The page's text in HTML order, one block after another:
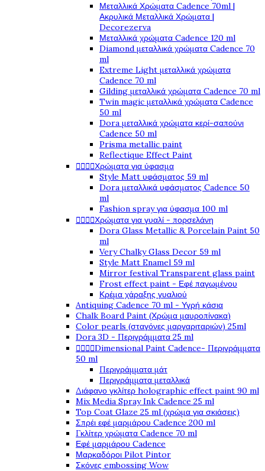
Μεταλλικά Χρώματα Cadence 70ml |
Ακρυλικά Μεταλλικά Χρώματα |
Decorezerva
Μεταλλικά χρώματα Cadence 120 ml
Diamond μεταλλικά χρώματα Cadence 70
ml
Extreme Light μεταλλικά χρώματα
Cadence 70 ml
Gilding μεταλλικά χρώματα Cadence 70 ml
Twin magic μεταλλικά χρώματα Cadence
50 ml
Dora μεταλλικά χρώματα κερί-σαπούνι
Cadence 50 ml
Prisma metallic paint
Reflectique Effect Paint
Χρώματα για ύφασμα
Style Matt υφάσματος 59 ml
Dora μεταλλικά υφάσματος Cadence 50
ml
Fashion spray για ύφασμα 100 ml
Χρώματα για γυαλί - πορσελάνη
Dora Glass Metallic & Porcelain Paint 50
ml
Very Chalky Glass Decor 59 ml
Style Matt Enamel 59 ml
Mirror festival Transparent glass paint
Frost effect paint - Εφέ παγωμένου
Κρέμα χάραξης γυαλιού
Antiquing Cadence 70 ml - Υγρή κάσια
Chalk Board Paint (Χρώμα μαυροπίνακα)
Color pearls (σταγόνες μαργαριταριών) 25ml
Dora 3D - Περιγράμματα 25 ml
Dimensional Paint Cadence- Περιγράμματα
50 ml
Περιγράμματα μάτ
Περιγράμματα μεταλλικά
Διάφανο γκλίτερ holographic effect paint 90 ml
Mix Media Spray Ink Cadence 25 ml
Top Coat Glaze 25 ml (χρώμα για σκιάσεις)
Σπρέι εφέ μαρμάρου Cadence 200 ml
Γκλίτερ χρώματα Cadence 70 ml
Εφέ μαρμάρου Cadence
Μαρκαδόροι Pilot Pintor
Σκόνες embossing Wow